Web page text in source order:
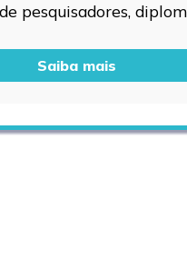
pesquisadores,
Saiba mais